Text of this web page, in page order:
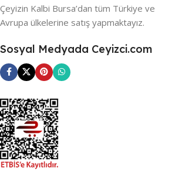
Çeyizin Kalbi Bursa’dan tüm Türkiye ve
Avrupa ülkelerine satış yapmaktayız.
Sosyal Medyada Ceyizci.com